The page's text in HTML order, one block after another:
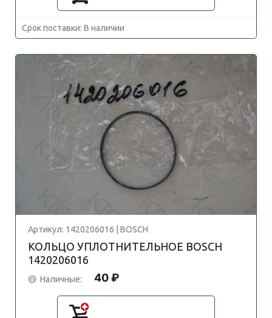
Срок поставки: В наличии
Артикул: 1420206016 | BOSCH
КОЛЬЦО УПЛОТНИТЕЛЬНОЕ BOSCH
1420206016
Наличные: 40 ₽